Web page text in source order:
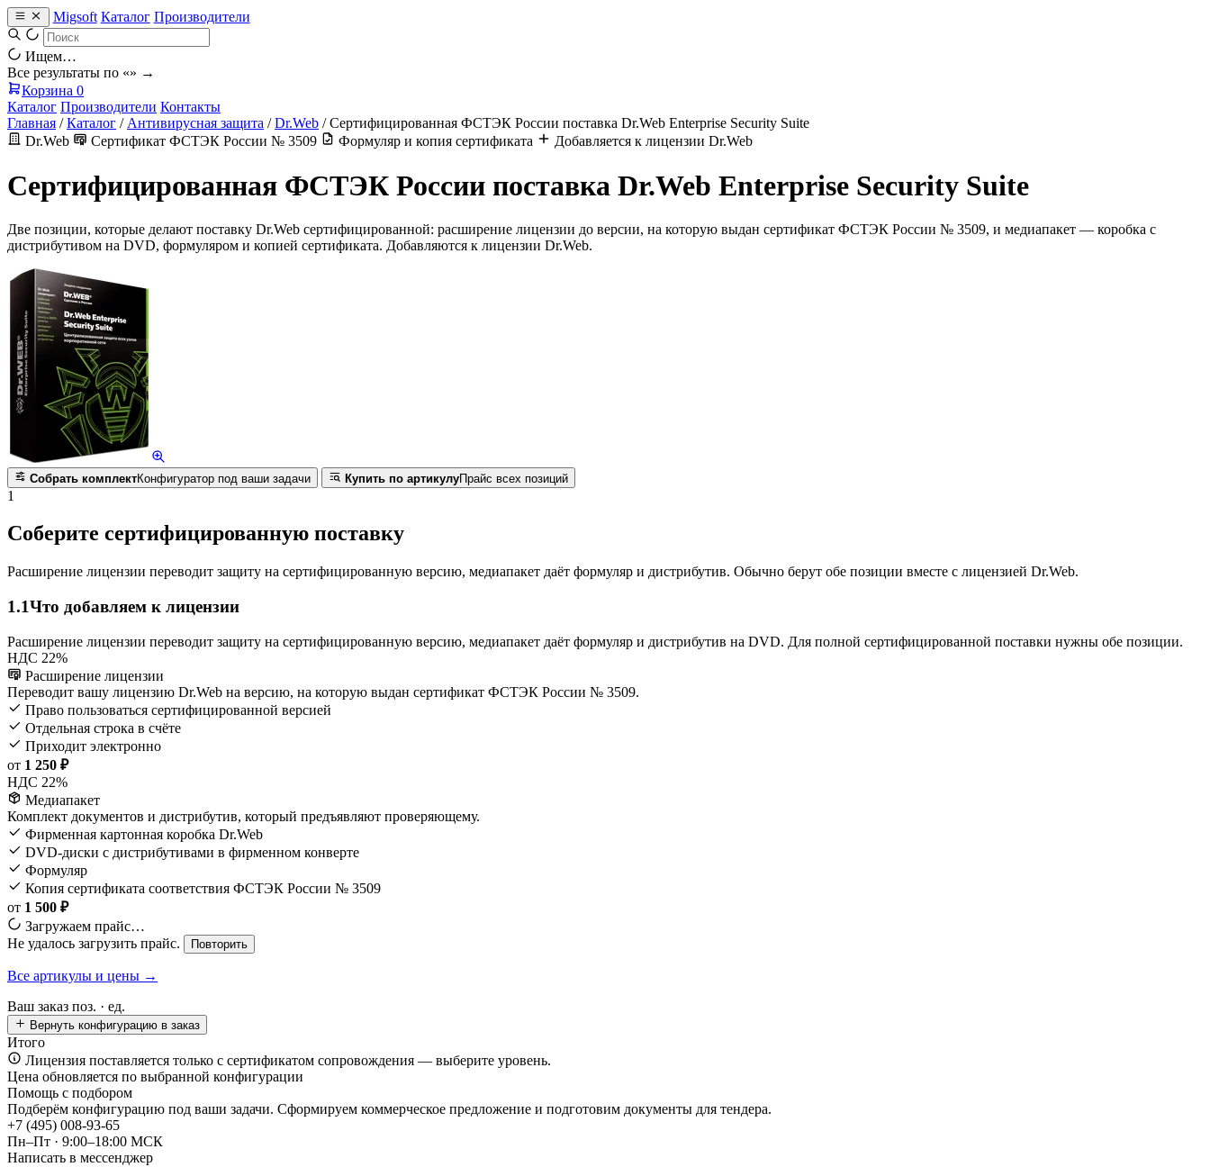
Migsoft Каталог Производители
Ищем…
Все результаты по «» →
Корзина 0
Каталог Производители Контакты
Главная / Каталог / Антивирусная защита / Dr.Web / Сертифицированная ФСТЭК России поставка Dr.Web Enterprise Security Suite
Dr.Web
Сертификат ФСТЭК России № 3509 Формуляр и копия сертификата Добавляется к лицензии Dr.Web
Сертифицированная ФСТЭК России поставка Dr.Web Enterprise Security Suite
Две позиции, которые делают поставку Dr.Web сертифицированной: расширение лицензии до версии, на которую выдан сертификат ФСТЭК России № 3509, и медиапакет — коробка с
дистрибутивом на DVD, формуляром и копией сертификата. Добавляются к лицензии Dr.Web.
Собрать комплектКонфигуратор под ваши задачи Купить по артикулуПрайс всех позиций
1
Соберите сертифицированную поставку
Расширение лицензии переводит защиту на сертифицированную версию, медиапакет даёт формуляр и дистрибутив. Обычно берут обе позиции вместе с лицензией Dr.Web.
1.1Что добавляем к лицензии
Расширение лицензии переводит защиту на сертифицированную версию, медиапакет даёт формуляр и дистрибутив на DVD. Для полной сертифицированной поставки нужны обе позиции.
НДС 22%
Расширение лицензии
Переводит вашу лицензию Dr.Web на версию, на которую выдан сертификат ФСТЭК России № 3509.
Право пользоваться сертифицированной версией
Отдельная строка в счёте
Приходит электронно
от 1 250 ₽
НДС 22%
Медиапакет
Комплект документов и дистрибутив, который предъявляют проверяющему.
Фирменная картонная коробка Dr.Web
DVD-диски с дистрибутивами в фирменном конверте
Формуляр
Копия сертификата соответствия ФСТЭК России № 3509
от 1 500 ₽
Загружаем прайс…
Не удалось загрузить прайс.
Повторить
Все артикулы и цены →
Ваш заказ поз. · ед.
Вернуть конфигурацию в заказ
Итого
Лицензия поставляется только с сертификатом сопровождения — выберите уровень.
Цена обновляется по выбранной конфигурации
Помощь с подбором
Подберём конфигурацию под ваши задачи. Сформируем коммерческое предложение и подготовим документы для тендера.
+7 (495) 008-93-65
Пн–Пт · 9:00–18:00 МСК
Написать в мессенджер